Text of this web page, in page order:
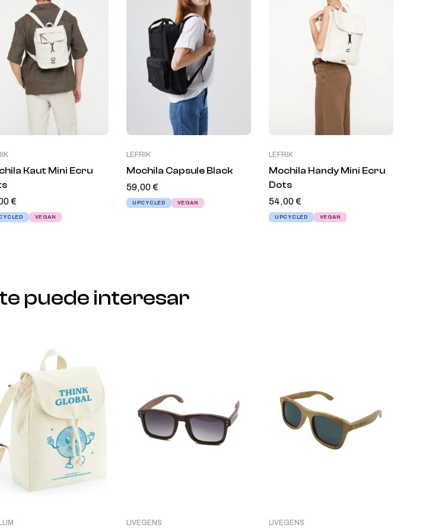
Kaut Mini Ecru
€
VEGAN
LEFRIK
Mochila Capsule Black
59,00€
UPCYCLED VEGAN
LEFRIK
Mochila Handy Mini Ecru
Dots
54,00€
UPCYCLED VEGAN
puede interesar
LIVEGENS LIVEGENS